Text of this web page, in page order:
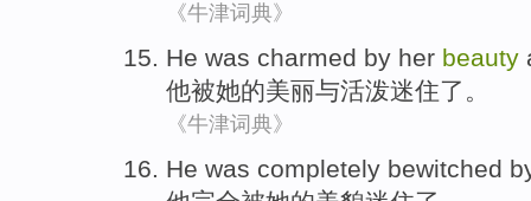
《牛津词典》
He was charmed by her beauty
他被她的美丽与活泼迷住了。
《牛津词典》
He was completely bewitched